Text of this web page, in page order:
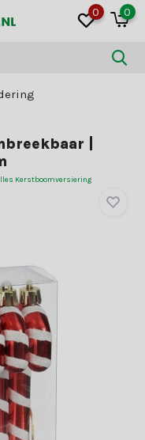
0 0
|
Kerstboomversiering